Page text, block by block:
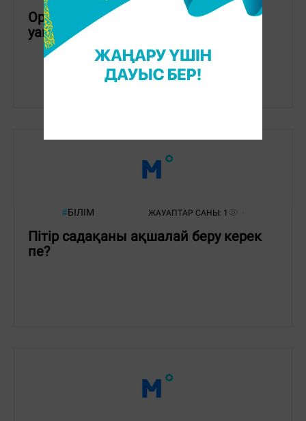
Ораза – 2024. Ұшақта ауызашар
уақыты қалай анықталады?
#БІЛІМ ЖАУАПТАР САНЫ: 1
Пітір садақаны ақшалай беру керек
пе?